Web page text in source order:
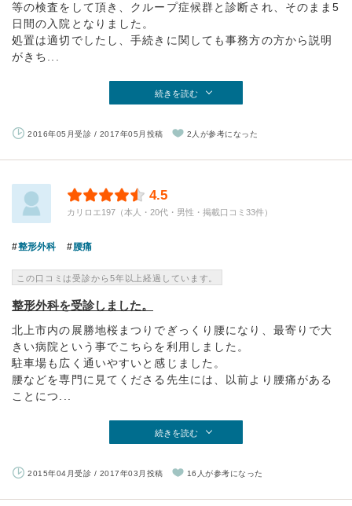
等の検査をして頂き、クループ症候群と診断され、そのまま5
日間の入院となりました。
処置は適切でしたし、手続きに関しても事務方の方から説明
がきち...
続きを読む
2016年05月受診 / 2017年05月投稿 2人が参考になった
4.5
カリロエ197（本人・20代・男性・掲載口コミ33件）
整形外科 腰痛
この口コミは受診から5年以上経過しています。
整形外科を受診しました。
北上市内の展勝地桜まつりでぎっくり腰になり、最寄りで大
きい病院という事でこちらを利用しました。
駐車場も広く通いやすいと感じました。
腰などを専門に見てくださる先生には、以前より腰痛がある
ことにつ...
続きを読む
2015年04月受診 / 2017年03月投稿 16人が参考になった